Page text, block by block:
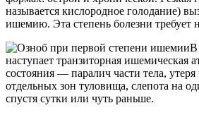
называется кислородное голодание)
ишемию. Эта степень болезни требует
В
наступает транзиторная ишемическая
состояния — паралич части тела, утеря
отдельных зон туловища, слепота на
спустя сутки или чуть раньше.